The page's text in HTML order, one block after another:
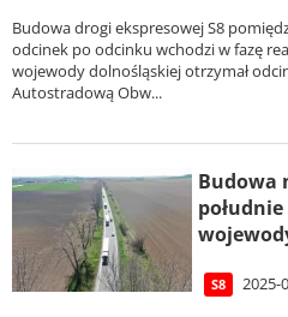
Budowa drogi ekspresowej S8
odcinek po odcinku wchodzi w fazę
wojewody dolnośląskiej otrzymał
Autostradową Obw...
Budowa
S8 2025-